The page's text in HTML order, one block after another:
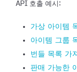
API 호출 예시:
가상 아이템
아이템 그룹
번들 목록 가
판매 가능한